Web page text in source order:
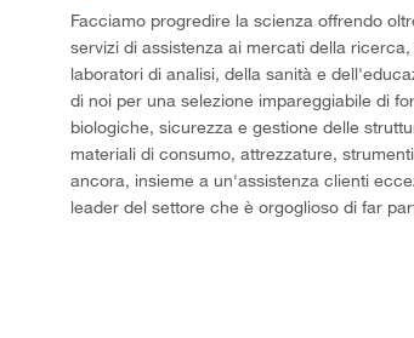
Facciamo progredire la scienza offrendo
servizi di assistenza ai mercati della
laboratori di analisi, della sanità e
di noi per una selezione impareggiabile di
biologiche, sicurezza e gestione delle
materiali di consumo, attrezzature,
ancora, insieme a un'assistenza clienti
leader del settore che è orgoglioso di far